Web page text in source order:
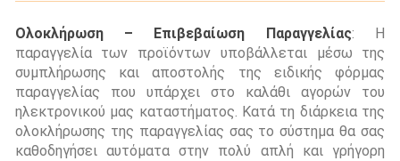
Ολοκλήρωση – Επιβεβαίωση Παραγγελίας: Η
παραγγελία των προϊόντων υποβάλλεται μέσω της
συμπλήρωσης και αποστολής της ειδικής φόρμας
παραγγελίας που υπάρχει στο καλάθι αγορών του
ηλεκτρονικού μας καταστήματος. Κατά τη διάρκεια της
ολοκλήρωσης της παραγγελίας σας το σύστημα θα σας
καθοδηγήσει αυτόματα στην πολύ απλή και γρήγορη